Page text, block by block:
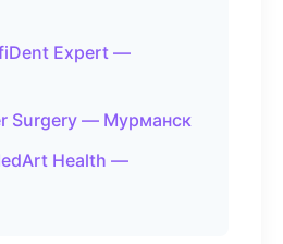
Expert —
Surgery — Мурманск
Health —